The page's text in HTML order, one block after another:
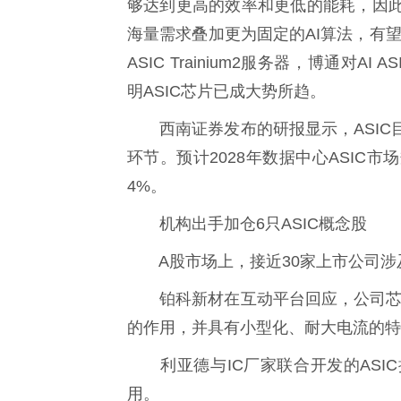
够达到更高的效率和更低的能耗，因
海量需求叠加更为固定的AI算法，有
ASIC Trainium2服务器，博通对AI
明ASIC芯片已成大势所趋。
西南证券发布的研报显示，ASIC
环节。预计2028年数据中心ASIC市
4%。
机构出手加仓6只ASIC概念股
A股市场上，接近30家上市公司涉
铂科新材在互动平台回应，公司芯
的作用，并具有小型化、耐大电流的
利亚德与IC厂家联合开发的ASIC
用。